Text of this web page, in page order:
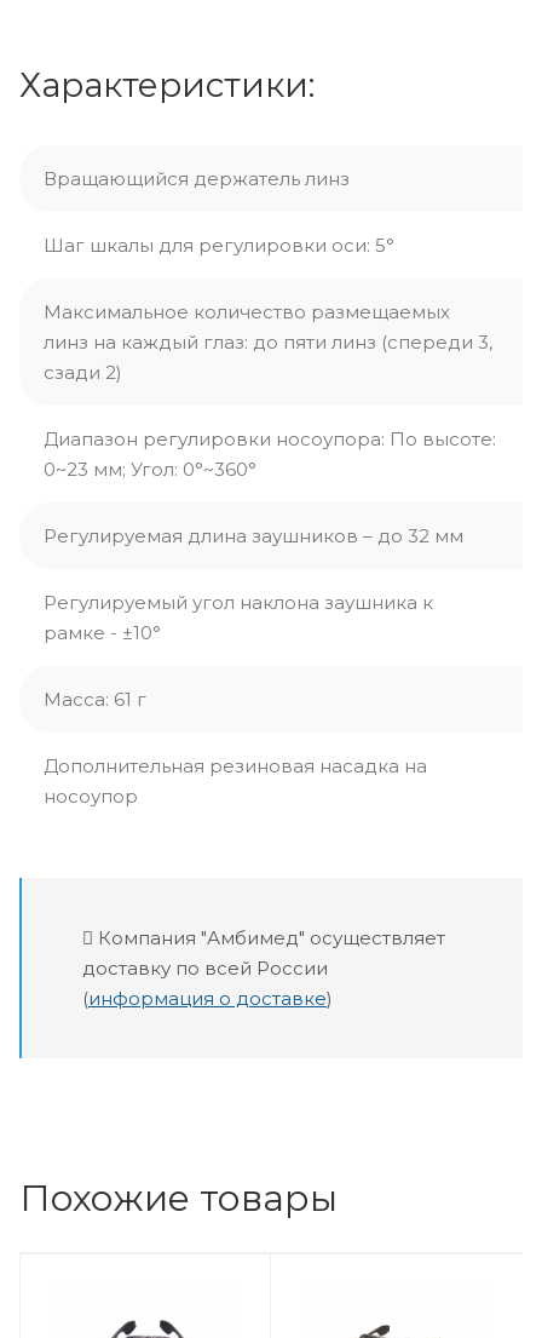
Характеристики:
Вращающийся держатель линз
Шаг шкалы для регулировки оси: 5°
Максимальное количество размещаемых
линз на каждый глаз: до пяти линз (спереди 3,
сзади 2)
Диапазон регулировки носоупора: По высоте:
0~23 мм; Угол: 0°~360°
Регулируемая длина заушников – до 32 мм
Регулируемый угол наклона заушника к
рамке - ±10°
Масса: 61 г
Дополнительная резиновая насадка на
носоупор
Компания "Амбимед" осуществляет
доставку по всей России
(информация о доставке)
Похожие товары